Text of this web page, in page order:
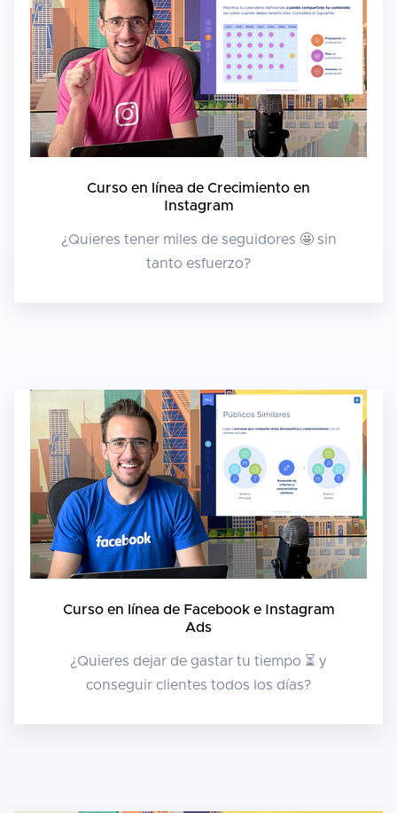
Curso en línea de Crecimiento en
Instagram
¿Quieres tener miles de seguidores 🤩 sin
tanto esfuerzo?
Curso en línea de Facebook e Instagram
Ads
¿Quieres dejar de gastar tu tiempo ⏳ y
conseguir clientes todos los días?